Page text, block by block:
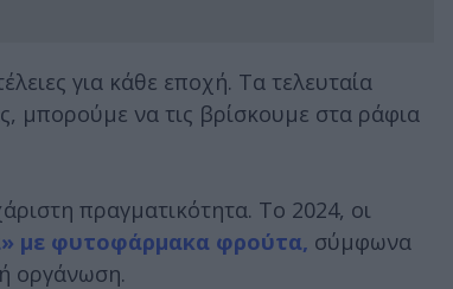
για κάθε εποχή. Τα τελευταία
μπορούμε να τις βρίσκουμε στα ράφια
πραγματικότητα. Το 2024, οι
με φυτοφάρμακα φρούτα, σύμφωνα
οργάνωση.